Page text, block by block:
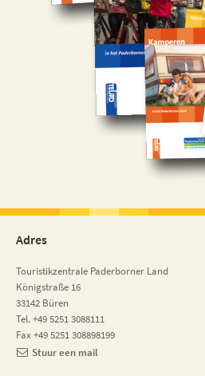
Adres
Touristikzentrale Paderborner Land
Königstraße 16
33142 Büren
Tel. +49 5251 3088111
Fax +49 5251 308898199
Stuur een mail